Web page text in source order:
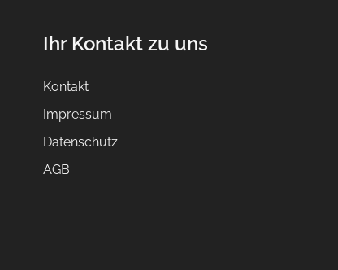
Ihr Kontakt zu uns
Kontakt
Impressum
Datenschutz
AGB